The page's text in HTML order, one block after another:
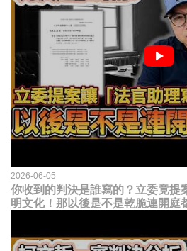
2026-06-05
你收到的判決是誰寫的？立委竟提
明文化！那以後是不是乾脆連開庭